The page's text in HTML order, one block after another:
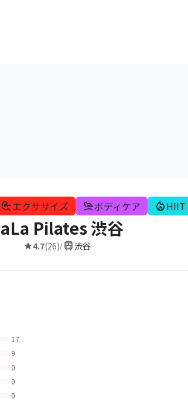
エクササイズ ボディケア HIIT
Pilates 渋谷
4.7(26)/ 渋谷
17
9
0
0
0